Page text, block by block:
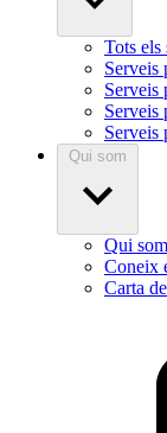
Tots els
Serveis
Serveis
Serveis
Serveis
Qui som
Qui
Coneix
Carta